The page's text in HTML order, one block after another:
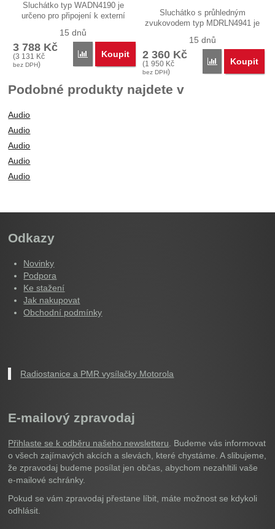
Sluchátko typ WADN4190 je
určeno pro připojení k externí
15 dnů
3 788 Kč
(3 131 Kč
bez DPH)
Porovnat
Koupit
Sluchátko s průhledným
zvukovodem typ MDRLN4941 je
15 dnů
2 360 Kč
(1 950 Kč
bez DPH)
Porovnat
Koupit
Podobné produkty najdete v
Audio
Audio
Audio
Audio
Audio
Odkazy
Novinky
Podpora
Ke stažení
Jak nakupovat
Obchodní podmínky
Radiostanice a PMR vysílačky Motorola
E-mailový zpravodaj
Přihlaste se k odběru našeho newsletteru . Budeme vás informovat
o všech zajímavých akcích a slevách, které chystáme. A slibujeme,
že zpravodaj budeme posílat jen občas, abychom nezahltili vaše
e-mailové schránky.
Pokud se vám zpravodaj přestane líbit, máte možnost se kdykoli
odhlásit.